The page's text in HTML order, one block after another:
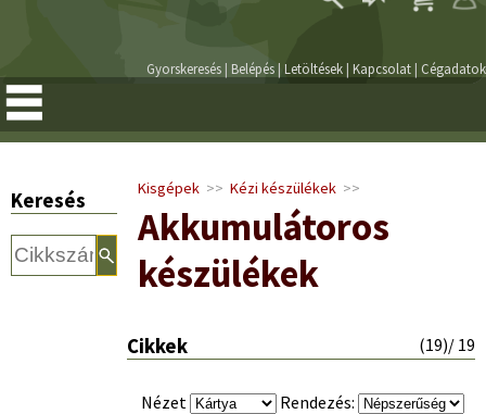
Regisztráció
Gyorskeresés | Belépés| Letöltések | Kapcsolat | Cégadatok
Keresés Kisgépek >> Kézi készülékek >>
Akkumulátoros
készülékek
Cikkek (19)/ 19
Nézet Rendezés: